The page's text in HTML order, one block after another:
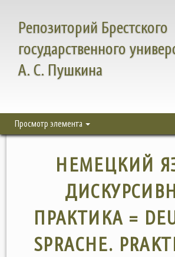
Репозиторий Брестского
государственного
А. С. Пушкина
Просмотр элемента
НЕМЕЦКИЙ
ПРАКТИКА =
SPRACHE.